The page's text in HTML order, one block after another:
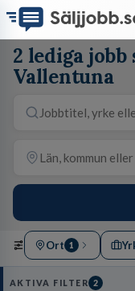
2 lediga
Vallentuna
Ort 1
AKTIVA FILTER 2